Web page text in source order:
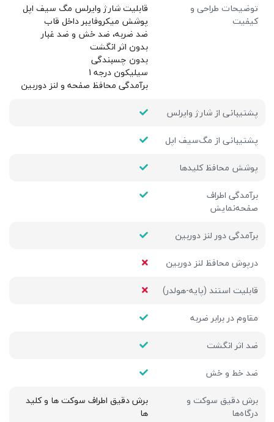
توضیحات طراحی و
کیفیت
قابلیت شارژ وایرلس مگ سیف اپل
پوشش میکروفایبر داخل قاب
ضد ضربه، ضد خش و ضد غبار
بدون اثر انگشت
بدون چسبندگی
سیلیکون درجه 1
برآمدگی محافظ صفحه و لنز دوربین
پشتیبانی از شارژ وایرلس
پشتیبانی از مگ‌سیف اپل
پوشش محافظ کلیدها
برآمدگی اطراف
صفحه‌نمایش
برآمدگی دور لنز دوربین
درپوش محافظ لنز دوربین
قابلیت استند (پایه-هولدر)
مقاوم در برابر ضربه
ضد اثر انگشت
ضد خط و خش
برش دقیق سوکت و
درگاه‌ها
برش دقیق اطراف سوکت ها و کلید
ها